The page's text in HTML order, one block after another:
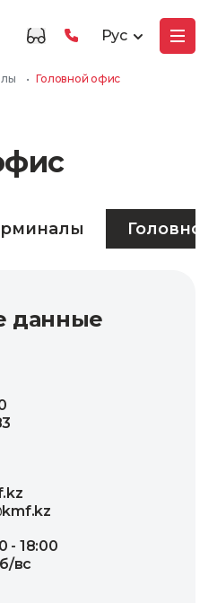
Рус
• Головной офис
данные
- 18:00
вс